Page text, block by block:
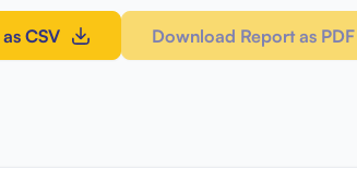
CSV Download Report as PDF